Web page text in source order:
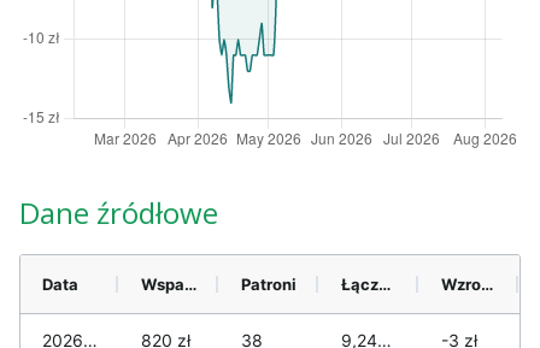
Dane źródłowe
Data Wsparcie Patroni Łącznie Wzrost (28 dni)
2026-08-08 820 zł 38 9,245 zł -3 zł